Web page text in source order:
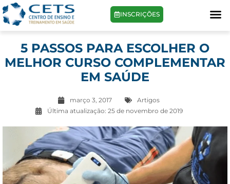
INSCRIÇÕES
5 PASSOS PARA ESCOLHER O
MELHOR CURSO COMPLEMENTAR
EM SAÚDE
março 3, 2017
Artigos
Última atualização: 25 de novembro de 2019